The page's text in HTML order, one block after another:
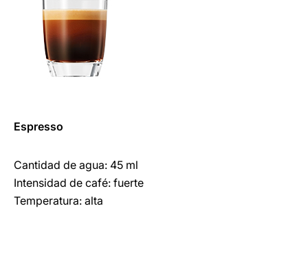
Espresso
Cantidad de agua: 45 ml
Intensidad de café: fuerte
Temperatura: alta